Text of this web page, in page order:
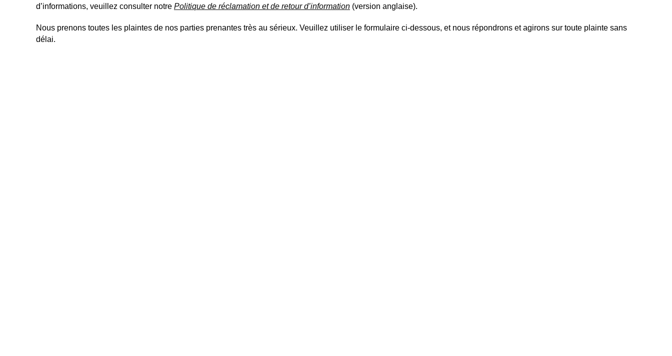
d’informations, veuillez consulter notre Politique de réclamation et de retourd’information (version anglaise).
Nous prenons toutes les plaintes de nos parties prenantes très au sérieux. Veuillez utiliser le formulaire ci-dessous, et nous répondrons et agirons sur toute plainte sans
délai.